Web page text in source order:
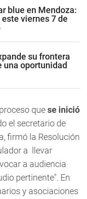
blue en Mendoza:
viernes 7 de
su frontera
una oportunidad
quese inició
el secretario de
firmó la Resolución
a llevar
a audiencia
pertinente". En
y asociaciones